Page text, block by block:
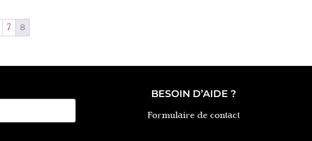
7 8
BESOIN D’AIDE ?
Formulaire de contact